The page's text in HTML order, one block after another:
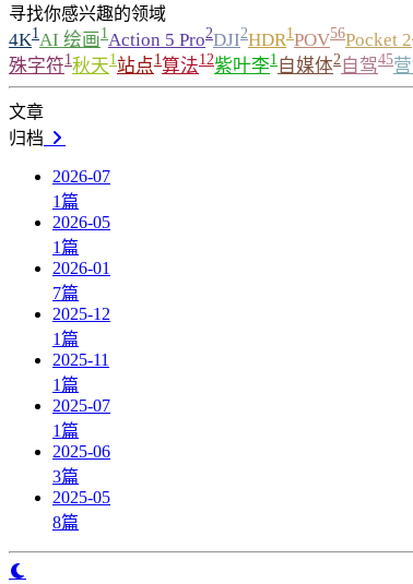
寻找你感兴趣的领域
4K1AI 绘画1Action 5 Pro2DJI2HDR1POV56Pocket 2
殊字符1秋天1站点1算法12紫叶李1 自媒体2自驾45
文章
归档
2026-07
1篇
2026-05
1篇
2026-01
7篇
2025-12
1篇
2025-11
1篇
2025-07
1篇
2025-06
3篇
2025-05
8篇